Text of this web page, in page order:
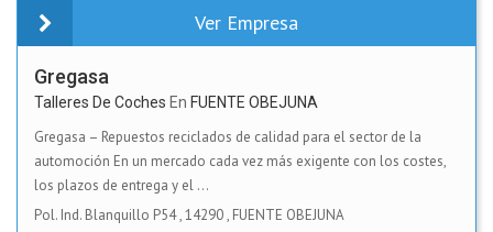
Ver Empresa
Gregasa
Talleres De Coches En FUENTE OBEJUNA
Gregasa – Repuestos reciclados de calidad para el sector de la
automoción En un mercado cada vez más exigente con los costes,
los plazos de entrega y el ...
Pol. Ind. Blanquillo P54,14290, FUENTE OBEJUNA